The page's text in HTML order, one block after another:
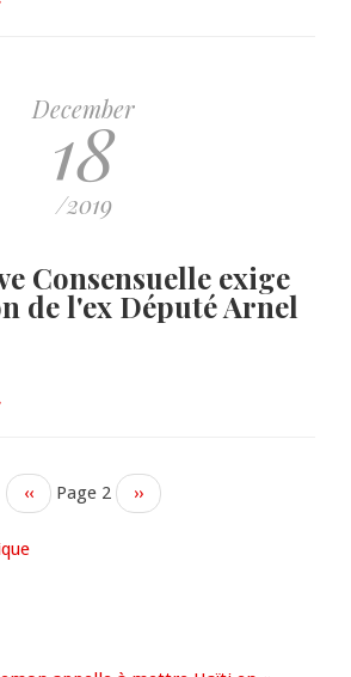
December
18
/2019
Consensuelle exige
de l'ex Député Arnel
Previous
page
‹‹ Page 2
Next
page
››
Paulemon appelle à
en « mode électoral
vaste campagne